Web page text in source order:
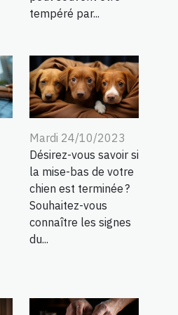
tempéré par...
Mardi 24/10/2023
Désirez-vous savoir si
la mise-bas de votre
chien est terminée ?
Souhaitez-vous
connaître les signes
du...